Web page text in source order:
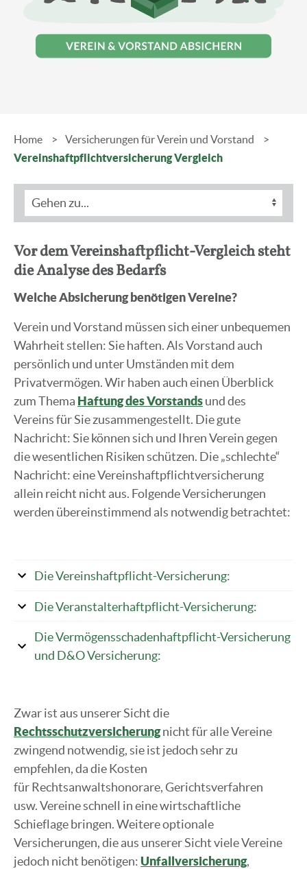
Home
Versicherungen für Verein und Vorstand
Vereinshaftpflichtversicherung Vergleich
Vor dem Vereinshaftpflicht-Vergleich steht
die Analyse des Bedarfs
Welche Absicherung benötigen Vereine?
Verein und Vorstand müssen sich einer unbequemen
Wahrheit stellen: Sie haften. Als Vorstand auch
persönlich und unter Umständen mit dem
Privatvermögen. Wir haben auch einen Überblick
zum Thema Haftung des Vorstandsund des
Vereins für Sie zusammengestellt. Die gute
Nachricht: Sie können sich und Ihren Verein gegen
die wesentlichen Risiken schützen. Die „schlechte“
Nachricht: eine Vereinshaftpflichtversicherung
allein reicht nicht aus. Folgende Versicherungen
werden übereinstimmend als notwendig betrachtet:
Die Vereinshaftpflicht-Versicherung:
Die Veranstalterhaftpflicht-Versicherung:
Die Vermögensschadenhaftpflicht-Versicherung
und D&O Versicherung:
Zwar ist aus unserer Sicht die
Rechtsschutzversicherungnicht für alle Vereine
zwingend notwendig, sie ist jedoch sehr zu
empfehlen, da die Kosten
für Rechtsanwaltshonorare, Gerichtsverfahren
usw. Vereine schnell in eine wirtschaftliche
Schieflage bringen. Weitere optionale
Versicherungen, die aus unserer Sicht viele Vereine
jedoch nicht benötigen: Unfallversicherung,